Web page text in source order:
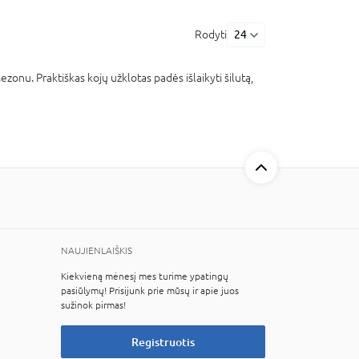
Rodyti 24
Praktiškas kojų užklotas padės išlaikyti šilutą,
NAUJIENLAIŠKIS
Kiekvieną mėnesį mes turime ypatingų
pasiūlymų! Prisijunk prie mūsų ir apie juos
sužinok pirmas!
Registruotis